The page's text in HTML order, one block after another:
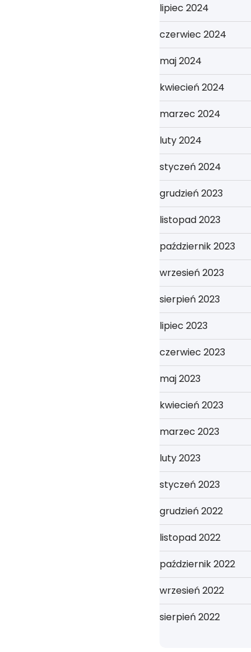
lipiec 2024
czerwiec 2024
maj 2024
kwiecień 2024
marzec 2024
luty 2024
styczeń 2024
grudzień 2023
listopad 2023
październik 2023
wrzesień 2023
sierpień 2023
lipiec 2023
czerwiec 2023
maj 2023
kwiecień 2023
marzec 2023
luty 2023
styczeń 2023
grudzień 2022
listopad 2022
październik 2022
wrzesień 2022
sierpień 2022